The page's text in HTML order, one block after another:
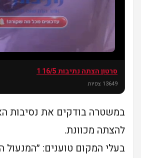
חדשו
סרטון הצתה נתיבות 16/5 1
13649 צפיות
במשטרה בודקים את נסיבות
להצתה מכוונת.
בעלי המקום טוענים: ״המנעול